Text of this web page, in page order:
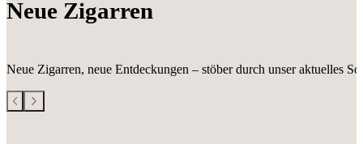
Neue Zigarren
Neue Zigarren, neue Entdeckungen – stöber durch unser aktuelles